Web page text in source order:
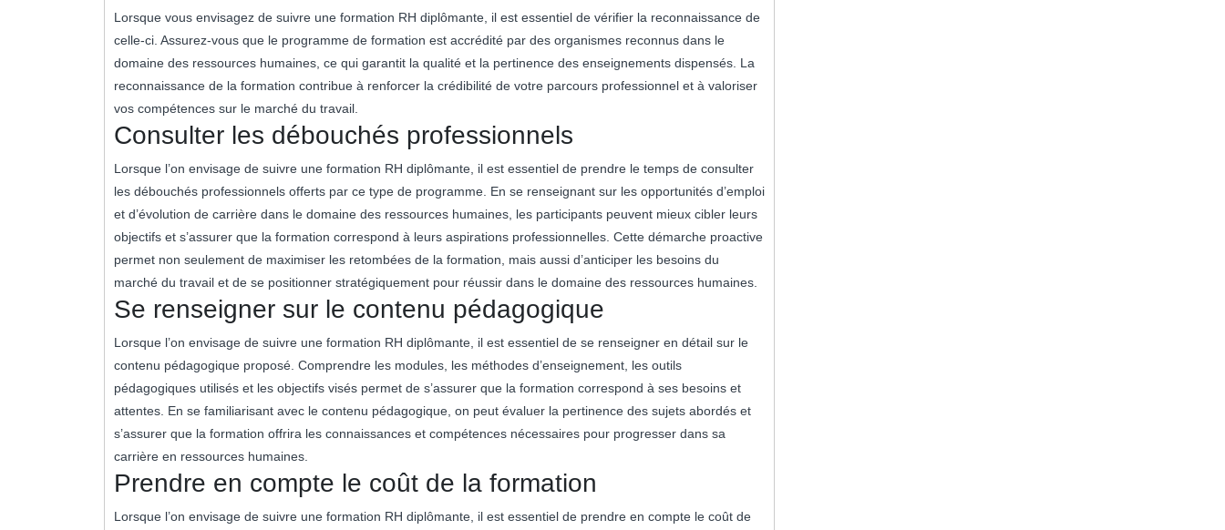
Lorsque vous envisagez de suivre une formation RH diplômante, il est essentiel de vérifier la reconnaissance de
celle-ci. Assurez-vous que le programme de formation est accrédité par des organismes reconnus dans le
domaine des ressources humaines, ce qui garantit la qualité et la pertinence des enseignements dispensés. La
reconnaissance de la formation contribue à renforcer la crédibilité de votre parcours professionnel et à valoriser
vos compétences sur le marché du travail.
Consulter les débouchés professionnels
Lorsque l’on envisage de suivre une formation RH diplômante, il est essentiel de prendre le temps de consulter
les débouchés professionnels offerts par ce type de programme. En se renseignant sur les opportunités d’emploi
et d’évolution de carrière dans le domaine des ressources humaines, les participants peuvent mieux cibler leurs
objectifs et s’assurer que la formation correspond à leurs aspirations professionnelles. Cette démarche proactive
permet non seulement de maximiser les retombées de la formation, mais aussi d’anticiper les besoins du
marché du travail et de se positionner stratégiquement pour réussir dans le domaine des ressources humaines.
Se renseigner sur le contenu pédagogique
Lorsque l’on envisage de suivre une formation RH diplômante, il est essentiel de se renseigner en détail sur le
contenu pédagogique proposé. Comprendre les modules, les méthodes d’enseignement, les outils
pédagogiques utilisés et les objectifs visés permet de s’assurer que la formation correspond à ses besoins et
attentes. En se familiarisant avec le contenu pédagogique, on peut évaluer la pertinence des sujets abordés et
s’assurer que la formation offrira les connaissances et compétences nécessaires pour progresser dans sa
carrière en ressources humaines.
Prendre en compte le coût de la formation
Lorsque l’on envisage de suivre une formation RH diplômante, il est essentiel de prendre en compte le coût de